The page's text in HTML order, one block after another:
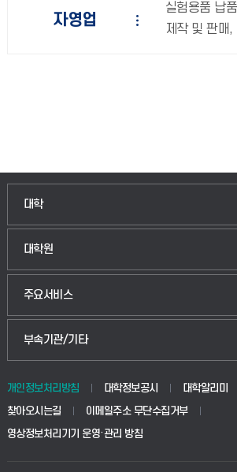
자영업
실험용품 납
제작 및 판매
대학
인문융합공공인재학부
법경영학부
생명공학부
대학원
일반대학원
산업대학원
공공정책대학원
교육대학원
주요서비스
입학안내
웹메일
학사시스템(전문학사 및 전공심화)
부속기관/기타
중앙도서관
학생생활관(안성)
개인정보처리방침 대학정보공시 대학알리미
찾아오시는길
이메일주소 무단수집거부
영상정보처리기기 운영·관리 방침